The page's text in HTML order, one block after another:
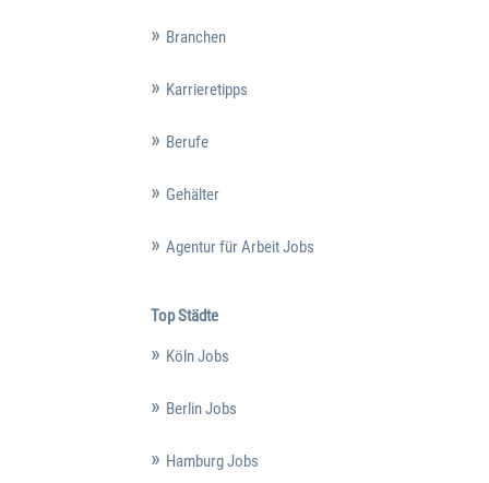
Branchen
Karrieretipps
Berufe
Gehälter
Agentur für Arbeit Jobs
Top Städte
Köln Jobs
Berlin Jobs
Hamburg Jobs